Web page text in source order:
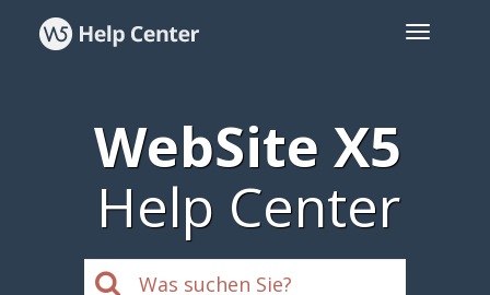
WebSite X5
Help Center